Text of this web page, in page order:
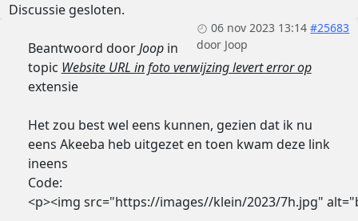
Discussie gesloten.
06 nov 2023 13:14 #25683
door Joop
Beantwoord doorJoopin
topic Website URL in foto verwijzing levert error op
extensie
Het zou best wel eens kunnen, gezien dat ik nu
eens Akeeba heb uitgezet en toen kwam deze link
ineens
Code:
<p><img src="https://images//klein/2023/7h.jpg"